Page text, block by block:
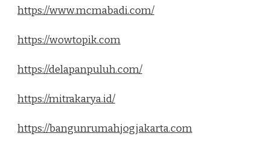
https://www.mcmabadi.com/
https://wowtopik.com
https://delapanpuluh.com/
https://mitrakarya.id/
https://bangunrumahjogjakarta.com